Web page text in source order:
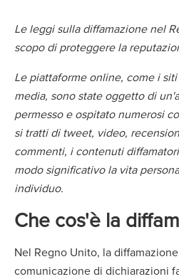
Le leggi sulla diffamazione nel
scopo di proteggere la
Le piattaforme online, come i
media, sono state oggetto di
permesso e ospitato numerosi
si tratti di tweet, video,
commenti, i contenuti
modo significativo la vita
individuo.
Che cos'è la
Nel Regno Unito, la
comunicazione di dichiarazioni